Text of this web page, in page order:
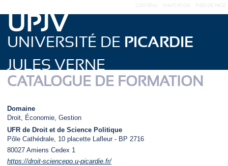
UPJV
UNIVERSITÉ DE PICARDIE
JULES VERNE
CATALOGUE DE FORMATION
CONTENU NAVIGATION PIED DE PAGE
Domaine
Droit, Économie, Gestion
UFR de Droit et de Science Politique
Pôle Cathédrale, 10 placette Lafleur - BP 2716
80027 Amiens Cedex 1
https://droit-sciencepo.u-picardie.fr/